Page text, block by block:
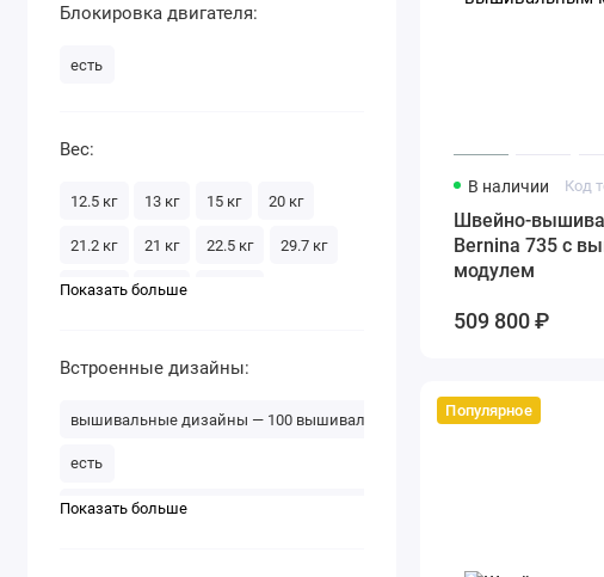
Блокировка двигателя:
есть
Вес:
12.5 кг 13 кг 15 кг 20 кг
21.2 кг 21 кг 22.5 кг 29.7 кг
30.2 кг 30 кг
Показать больше
Встроенные дизайны:
вышивальные дизайны — 100 вышивальные алфавиты — 2
есть
вышивальные дизайны — 100 вышивальные алфавиты — 1
Показать больше
В наличии
Швейно-
Bernina 735 с вышивальным
модулем
509 800 ₽
Популярное